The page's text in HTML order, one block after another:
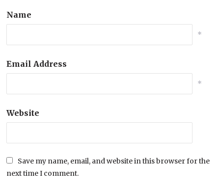
Name
*
Email Address
*
Website
Save my name, email, and website in this browser for the
next time I comment.